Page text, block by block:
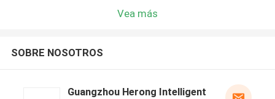
Vea más
SOBRE NOSOTROS
Guangzhou Herong Intelligent